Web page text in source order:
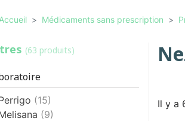
Accueil Médicaments sans prescription
(63 produits)
(15)
(9)
Il y a